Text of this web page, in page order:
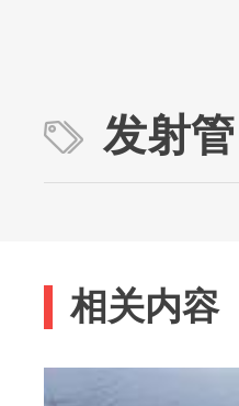
发射管
相关内容